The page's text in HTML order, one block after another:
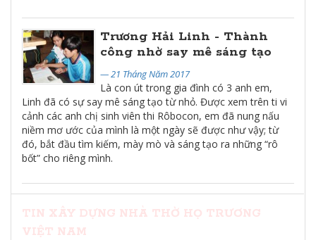
Trương Hải Linh - Thành
công nhờ say mê sáng tạo
— 21 Tháng Năm 2017
Là con út trong gia đình có 3 anh em,
Linh đã có sự say mê sáng tạo từ nhỏ. Được xem trên ti vi
cảnh các anh chị sinh viên thi Rôbocon, em đã nung nấu
niềm mơ ước của mình là một ngày sẽ được như vậy; từ
đó, bắt đầu tìm kiếm, mày mò và sáng tạo ra những “rô
bốt” cho riêng mình.
TIN XÂY DỰNG NHÀ THỜ HỌ TRƯƠNG
VIỆT NAM